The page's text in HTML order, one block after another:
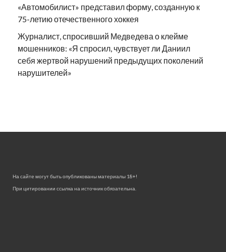
«Автомобилист» представил форму, созданную к
75-летию отечественного хоккея
Журналист, спросивший Медведева о клейме
мошенников: «Я спросил, чувствует ли Даниил
себя жертвой нарушений предыдущих поколений
нарушителей»
На сайте могут быть опубликованы материалы 18+!
При цитировании ссылка на источник обязательна.